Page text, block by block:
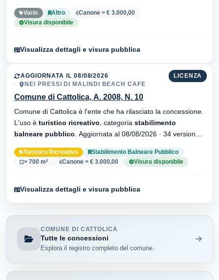
Vario Altro
Canone > € 3.000,00
Visura disponibile
Visualizza dettagli e visura pubblica
LICENZA
AGGIORNATA IL 08/08/2026
NEI PRESSI DI MALINDI BEACH CAFE
Comune di Cattolica, A. 2008, N. 10
Comune di Cattolica è l'ente che ha rilasciato la concessione.
L'uso è turistico ricreativo , categoria stabilimento
balneare pubblico
Turistico Ricreativo
Stabilimento Balneare Pubblico
> 700 m²
Canone > € 3.000,00 Visura disponibile
Visualizza dettagli e visura pubblica
COMUNE DI CATTOLICA
Tutte le concessioni
Esplora il registro completo del comune.